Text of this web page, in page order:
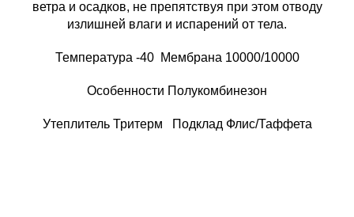
ветра и осадков, не препятствуя при этом отводу
излишней влаги и испарений от тела.
Температура -40 Мембрана 10000/10000
Особенности Полукомбинезон
Утеплитель Тритерм Подклад Флис/Таффета